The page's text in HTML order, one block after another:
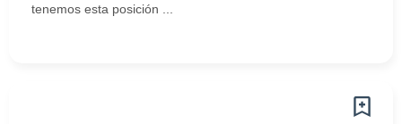
tenemos esta posición ...